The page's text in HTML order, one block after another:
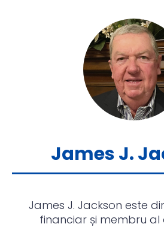
James J.
James J. Jackson este
financiar și membru al